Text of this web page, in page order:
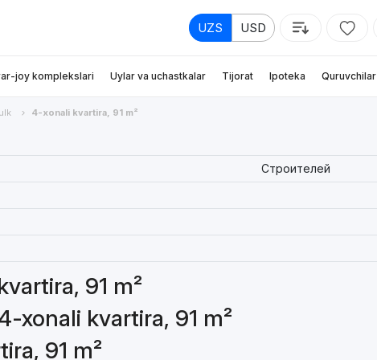
UZS USD
joy komplekslari Uylar va uchastkalar Tijorat Ipoteka Quruvchilar
4-xonali kvartira, 91 m²
Строителей
91 m²
xonali kvartira, 91 m²
91 m²